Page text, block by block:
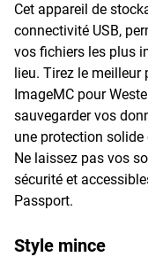
Cet appareil de
connectivité USB,
vos fichiers les plus
lieu. Tirez le meilleur
ImageMC pour
sauvegarder vos
une protection
Ne laissez pas vos
sécurité et
Passport.
Style mince